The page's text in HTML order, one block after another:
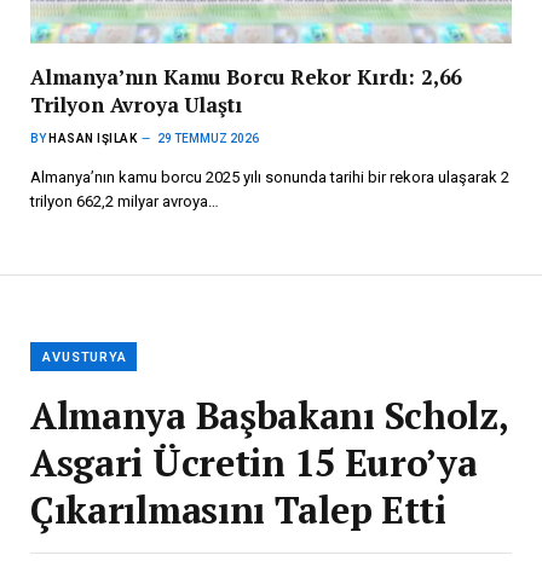
Almanya’nın Kamu Borcu Rekor Kırdı: 2,66
Trilyon Avroya Ulaştı
BY HASAN IŞILAK 29 TEMMUZ 2026
Almanya’nın kamu borcu 2025 yılı sonunda tarihi bir rekora ulaşarak 2
trilyon 662,2 milyar avroya…
AVUSTURYA
Almanya Başbakanı Scholz,
Asgari Ücretin 15 Euro’ya
Çıkarılmasını Talep Etti